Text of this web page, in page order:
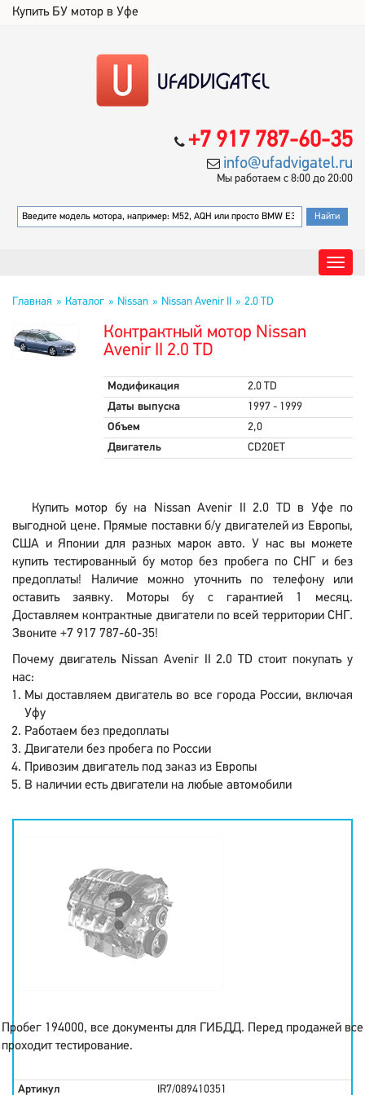
Купить БУ мотор в Уфе
+7 917 787-60-35
info@ufadvigatel.ru
Мы работаем с 8:00 до 20:00
Главная Каталог Nissan Nissan Avenir II 2.0 TD
Контрактный мотор Nissan
Avenir II 2.0 TD
Модификация
2.0 TD
Даты выпуска
1997 - 1999
Объем
2,0
Двигатель
CD20ET
Купить мотор бу на Nissan Avenir II 2.0 TD в Уфе по
выгодной цене. Прямые поставки б/у двигателей из Европы,
США и Японии для разных марок авто. У нас вы можете
купить тестированный бу мотор без пробега по СНГ и без
предоплаты! Наличие можно уточнить по телефону или
оставить заявку. Моторы бу с гарантией 1 месяц.
Доставляем контрактные двигатели по всей территории СНГ.
Звоните +7 917 787-60-35!
Почему двигатель Nissan Avenir II 2.0 TD стоит покупать у
нас:
Мы доставляем двигатель во все города России, включая
Уфу
Работаем без предоплаты
Двигатели без пробега по России
Привозим двигатель под заказ из Европы
В наличии есть двигатели на любые автомобили
Пробег 194000, все документы для ГИБДД. Перед продажей все
проходит тестирование.
Артикул IR7/089410351